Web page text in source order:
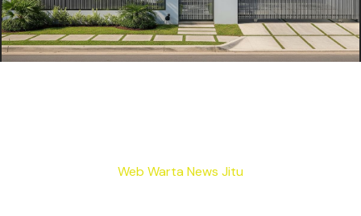
Web Warta News Jitu